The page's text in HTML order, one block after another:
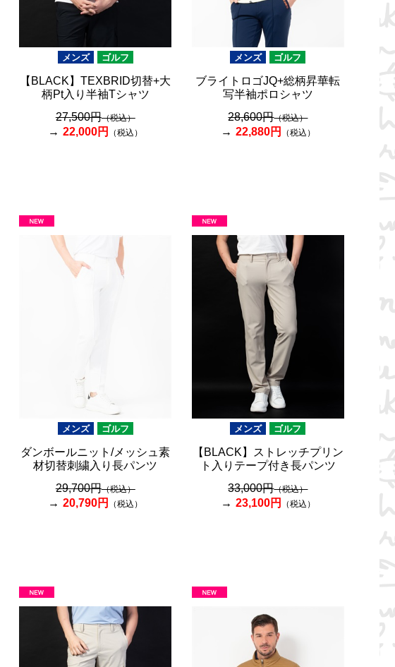
メンズ ゴルフ
【BLACK】TEXBRID切替+大
柄Pt入り半袖Tシャツ
27,500円（税込）
22,000円 （税込）
メンズ ゴルフ
ブライトロゴJQ+総柄昇華転
写半袖ポロシャツ
28,600円（税込）
22,880円 （税込）
メンズ ゴルフ
ダンボールニット/メッシュ素
材切替刺繍入り長パンツ
29,700円（税込）
20,790円 （税込）
メンズ ゴルフ
【BLACK】ストレッチプリン
ト入りテープ付き長パンツ
33,000円（税込）
23,100円 （税込）